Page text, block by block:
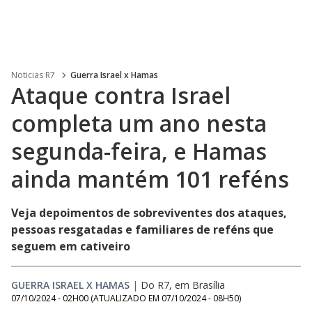
Noticias R7 Guerra Israel x Hamas
Ataque contra Israel
completa um ano nesta
segunda-feira, e Hamas
ainda mantém 101 reféns
Veja depoimentos de sobreviventes dos ataques,
pessoas resgatadas e familiares de reféns que
seguem em cativeiro
GUERRA ISRAEL X HAMAS | Do R7, em Brasília
07/10/2024 - 02H00 (ATUALIZADO EM 07/10/2024 - 08H50)